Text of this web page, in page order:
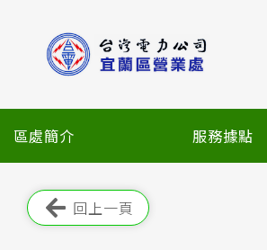
塊
區處簡介 服務據點
回上一頁